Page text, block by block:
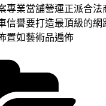
專業當舖營運正派合
信譽要打造最頂級的
置如藝術品遍佈